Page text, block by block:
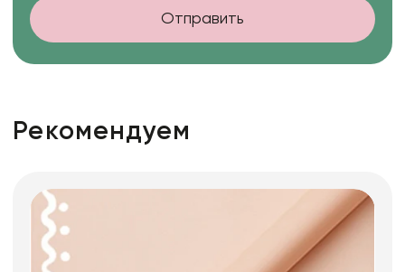
Отправить
Рекомендуем